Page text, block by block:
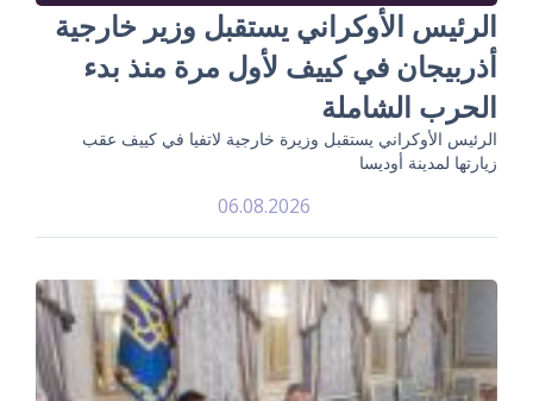
الرئيس الأوكراني يستقبل وزير خارجية
أذربيجان في كييف لأول مرة منذ بدء
الحرب الشاملة
الرئيس الأوكراني يستقبل وزيرة خارجية لاتفيا في كييف عقب
زيارتها لمدينة أوديسا
06.08.2026